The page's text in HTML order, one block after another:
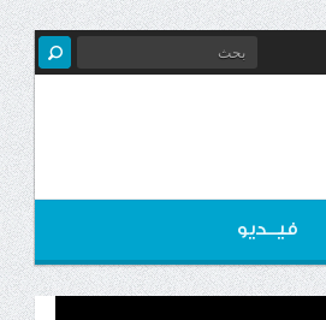
فيــديو